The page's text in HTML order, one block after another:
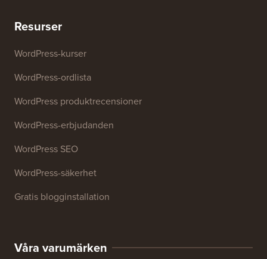
Resurser
WordPress-kurser
WordPress-ordlista
WordPress produktrecensioner
WordPress-erbjudanden
WordPress SEO
WordPress-säkerhet
Gratis blogginstallation
Våra varumärken